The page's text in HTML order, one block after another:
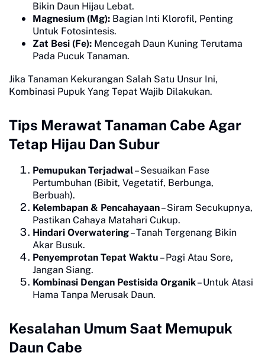
Bikin Daun Hijau Lebat.
Magnesium (Mg): Bagian Inti Klorofil, Penting
Untuk Fotosintesis.
Zat Besi (Fe): Mencegah Daun Kuning Terutama
Pada Pucuk Tanaman.
Jika Tanaman Kekurangan Salah Satu Unsur Ini,
Kombinasi Pupuk Yang Tepat Wajib Dilakukan.
Tips Merawat Tanaman Cabe Agar
Tetap Hijau Dan Subur
Pemupukan Terjadwal– Sesuaikan Fase
Pertumbuhan (Bibit, Vegetatif, Berbunga,
Berbuah).
Kelembapan & Pencahayaan– Siram Secukupnya,
Pastikan Cahaya Matahari Cukup.
Hindari Overwatering– Tanah Tergenang Bikin
Akar Busuk.
Penyemprotan Tepat Waktu – Pagi Atau Sore,
Jangan Siang.
Kombinasi Dengan Pestisida Organik– Untuk Atasi
Hama Tanpa Merusak Daun.
Kesalahan Umum Saat Memupuk
Daun Cabe